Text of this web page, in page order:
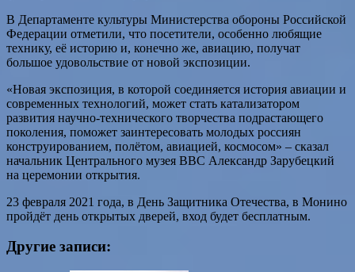
В Департаменте культуры Министерства обороны Российской
Федерации отметили, что посетители, особенно любящие
технику, её историю и, конечно же, авиацию, получат
большое удовольствие от новой экспозиции.
«Новая экспозиция, в которой соединяется история авиации и
современных технологий, может стать катализатором
развития научно-технического творчества подрастающего
поколения, поможет заинтересовать молодых россиян
конструированием, полётом, авиацией, космосом» – сказал
начальник Центрального музея ВВС Александр Зарубецкий
на церемонии открытия.
23 февраля 2021 года, в День Защитника Отечества, в Монино
пройдёт день открытых дверей, вход будет бесплатным.
Другие записи: